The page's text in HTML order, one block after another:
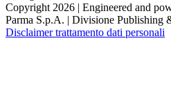
Copyright 2026 | Engineered and
Parma S.p.A. | Divisione Publishing
Disclaimer trattamento dati personali